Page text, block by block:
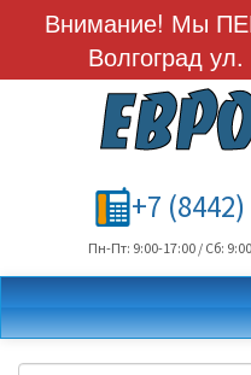
Внимание! Мы
Волгоград
+7
Пн-Пт: 9:00-17:00 / Сб: